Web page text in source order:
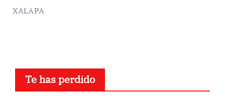
XALAPA
Te has perdido